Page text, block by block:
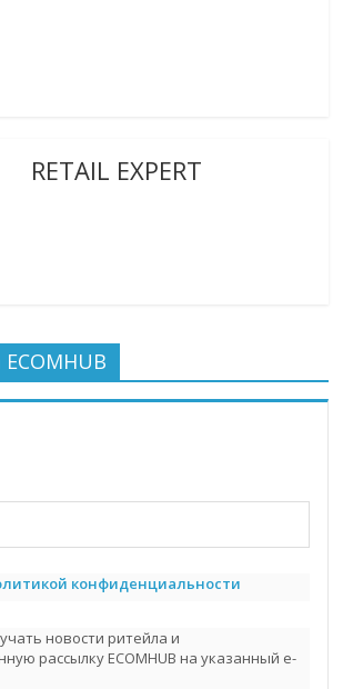
RETAIL EXPERT
конфиденциальности
новости ритейла и
рассылку ECOMHUB на указанный e-